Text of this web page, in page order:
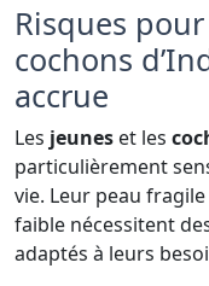
Risques
cochons
accrue
Les jeunes et les
particulièrement
vie. Leur peau
faible nécessitent
adaptés à leurs